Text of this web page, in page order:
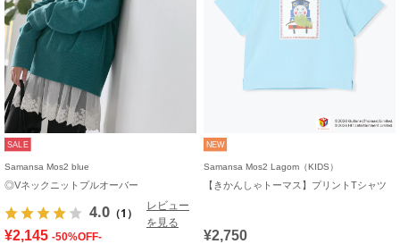
SALE
Samansa Mos2 blue
◎Vネックニットプルオーバー
4.0 （1）
レビュー
を見る
¥2,145 -50%OFF-
NEW
Samansa Mos2 Lagom（KIDS）
【きかんしゃトーマス】プリントTシャツ
¥2,750